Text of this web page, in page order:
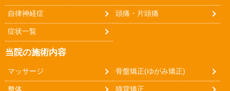
自律神経症 頭痛・片頭痛
症状一覧
当院の施術内容
マッサージ 骨盤矯正(ゆがみ矯正)
整体 猫背矯正